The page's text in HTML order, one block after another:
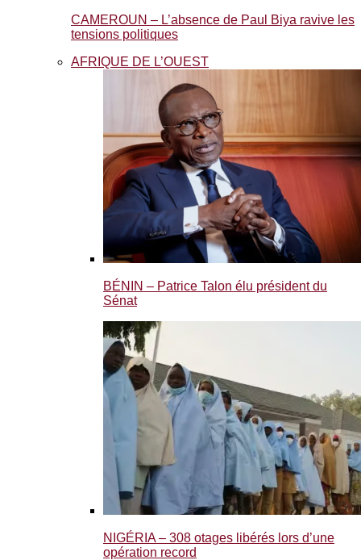
CAMEROUN – L’absence de Paul Biya ravive les
tensions politiques
AFRIQUE DE L’OUEST
BÉNIN – Patrice Talon élu président du
Sénat
NIGÉRIA – 308 otages libérés lors d’une
opération record